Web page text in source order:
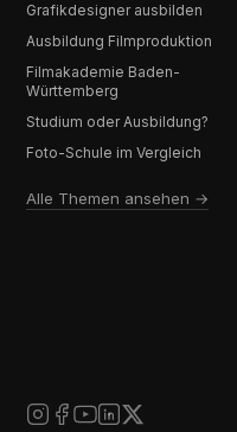
Grafikdesigner ausbilden
Ausbildung Filmproduktion
Filmakademie Baden-
Württemberg
Studium oder Ausbildung?
Foto-Schule im Vergleich
Alle Themen ansehen →